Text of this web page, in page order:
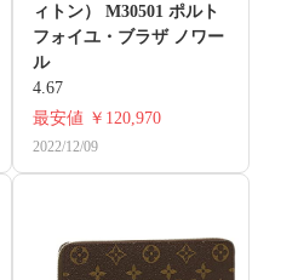
ィトン） M30501 ポルト
フォイユ・ブラザ ノワー
ル
4.67
最安値 ￥120,970
2022/12/09